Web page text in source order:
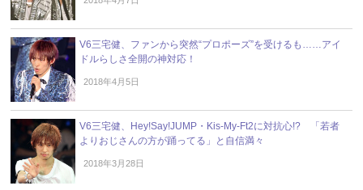
V6三宅健、ファンから突然“プロポーズ”を受けるも……アイ
ドルらしさ全開の神対応！
2018年4月5日
V6三宅健、Hey!Say!JUMP・Kis-My-Ft2に対抗心!? 「若者
よりおじさんの方が踊ってる」と自信満々
2018年3月28日